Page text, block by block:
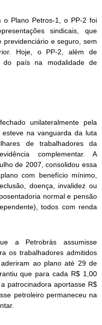
o Plano Petros-1, o PP-2 foi
sindicais, que
previdenciário e seguro, sem
Hoje, o PP-2, além de
país na modalidade de
unilateralmente pela
na vanguarda da luta
de trabalhadores da
complementar. A
de 2007, consolidou essa
com benefício mínimo,
doença, invalidez ou
normal e pensão
todos com renda
a Petrobrás assumisse
os trabalhadores admitidos
ao plano até 29 de
que para cada R$ 1,00
patrocinadora aportasse R$
petroleiro permaneceu na